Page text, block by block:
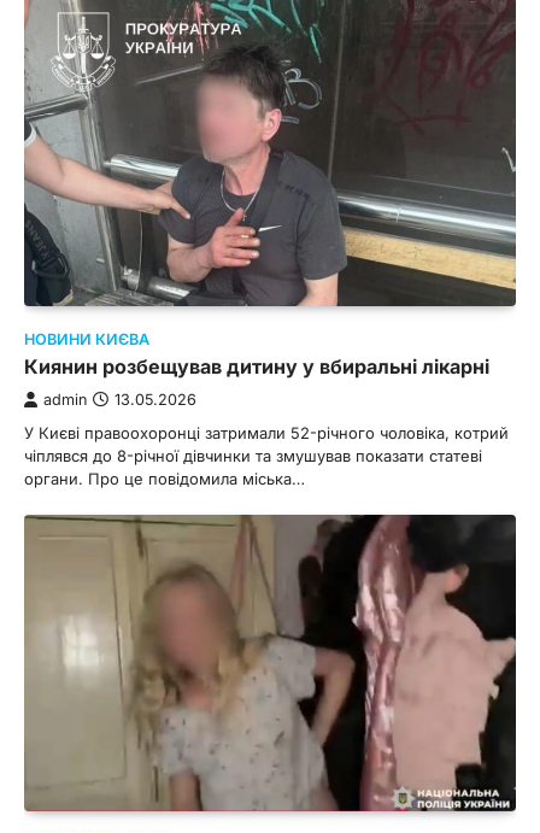
НОВИНИ КИЄВА
Киянин розбещував дитину у вбиральні лікарні
admin 13.05.2026
У Києві правоохоронці затримали 52-річного чоловіка, котрий
чіплявся до 8-річної дівчинки та змушував показати статеві
органи. Про це повідомила міська…